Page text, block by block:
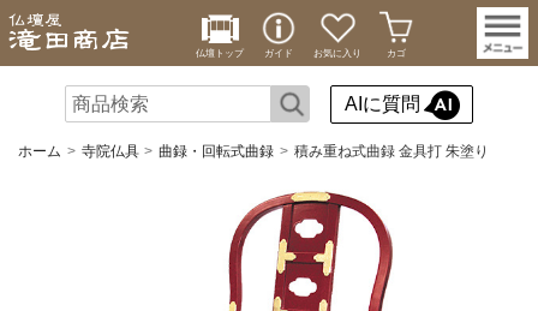
仏壇トップ ガイド お気に入り カゴ
AIに質問
ホーム 寺院仏具 曲録・回転式曲録 積み重ね式曲録 金具打 朱塗り